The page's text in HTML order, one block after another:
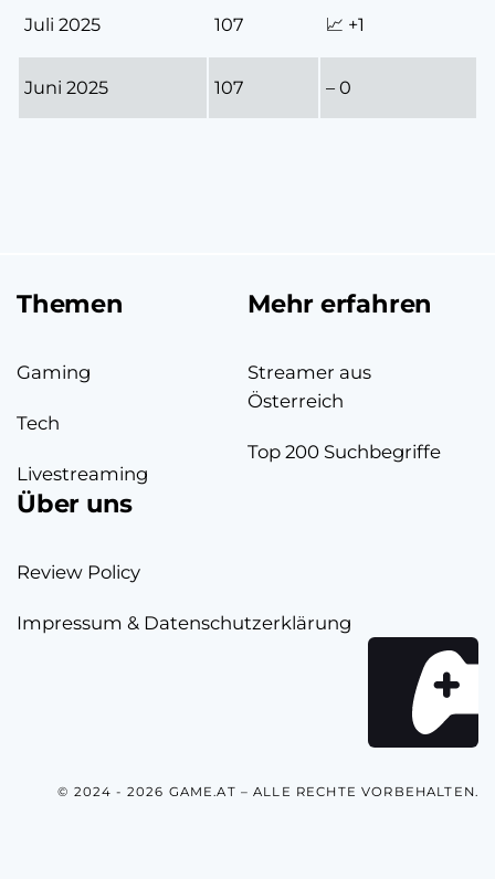
Juli 2025 107 📈 +1
Juni 2025 107 – 0
Themen
Gaming
Tech
Livestreaming
Mehr erfahren
Streamer aus
Österreich
Top 200 Suchbegriffe
Über uns
Review Policy
Impressum & Datenschutzerklärung
© 2024 - 2026 GAME.AT – ALLE RECHTE VORBEHALTEN.